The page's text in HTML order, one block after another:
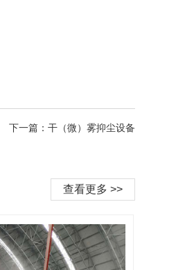
下一篇：干（微）雾抑尘设备
查看更多 >>